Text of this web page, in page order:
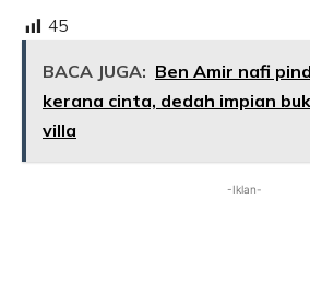
45
BACA JUGA: Ben Amir nafi
kerana cinta, dedah impian
villa
-Iklan-